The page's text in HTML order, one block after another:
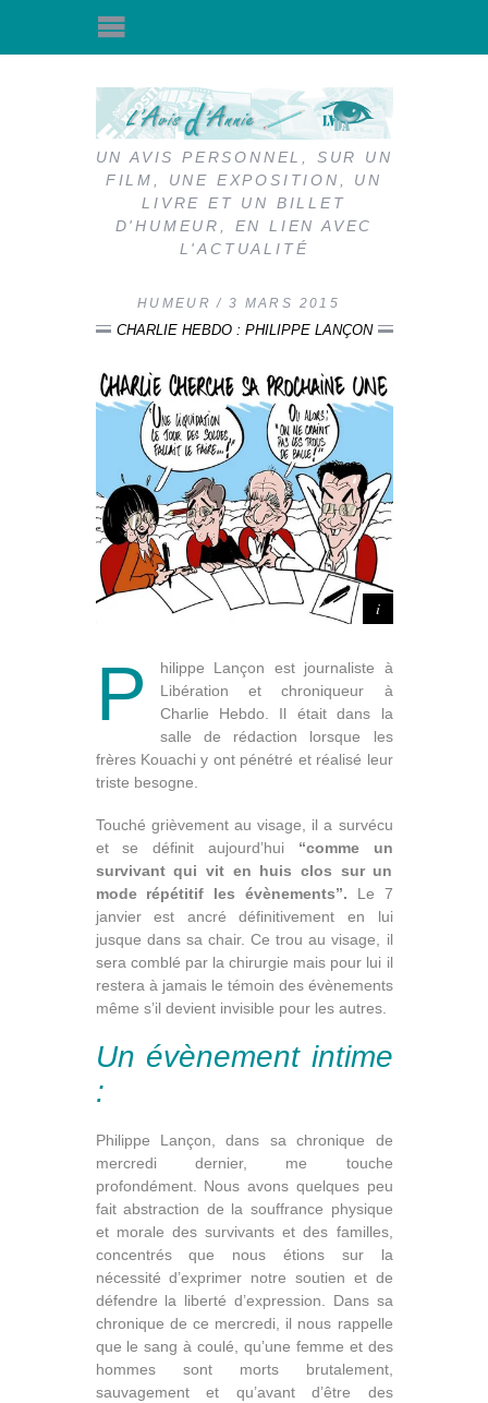
UN AVIS PERSONNEL, SUR UN
FILM, UNE EXPOSITION, UN
LIVRE ET UN BILLET
D'HUMEUR, EN LIEN AVEC
L'ACTUALITÉ
HUMEUR
3 MARS 2015
CHARLIE HEBDO : PHILIPPE LANÇON
P
hilippe Lançon est journaliste à
Libération et chroniqueur à
Charlie Hebdo. Il était dans la
salle de rédaction lorsque les
frères Kouachi y ont pénétré et réalisé leur
triste besogne.
Touché grièvement au visage, il a survécu
et se définit aujourd’hui “comme un
survivant qui vit en huis clos sur un
mode répétitif les évènements”. Le 7
janvier est ancré définitivement en lui
jusque dans sa chair. Ce trou au visage, il
sera comblé par la chirurgie mais pour lui il
restera à jamais le témoin des évènements
même s’il devient invisible pour les autres.
Un évènement intime
:
Philippe Lançon, dans sa chronique de
mercredi dernier, me touche
profondément. Nous avons quelques peu
fait abstraction de la souffrance physique
et morale des survivants et des familles,
concentrés que nous étions sur la
nécessité d’exprimer notre soutien et de
défendre la liberté d’expression. Dans sa
chronique de ce mercredi, il nous rappelle
que le sang à coulé, qu’une femme et des
hommes sont morts brutalement,
sauvagement et qu’avant d’être des